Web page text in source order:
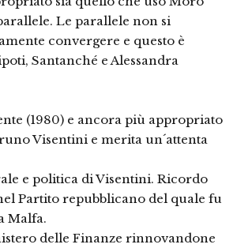
Le parallele non si
convergere e questo è
Santanché e Alessandra
(1980) e ancora più appropriato
Visentini e merita un´attenta
e politica di Visentini. Ricordo
Partito repubblicano del quale fu
Malfa.
delle Finanze rinnovandone